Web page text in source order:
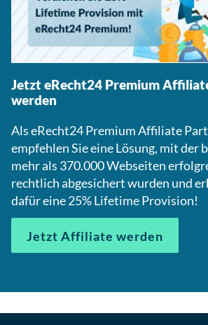
Jetzt eRecht24 Premium
werden
Als eRecht24 Premium Affiliate
empfehlen Sie eine Lösung, mit der
mehr als 370.000 Webseiten
rechtlich abgesichert wurden und
dafür eine 25% Lifetime Provision!
Jetzt Affiliate werden